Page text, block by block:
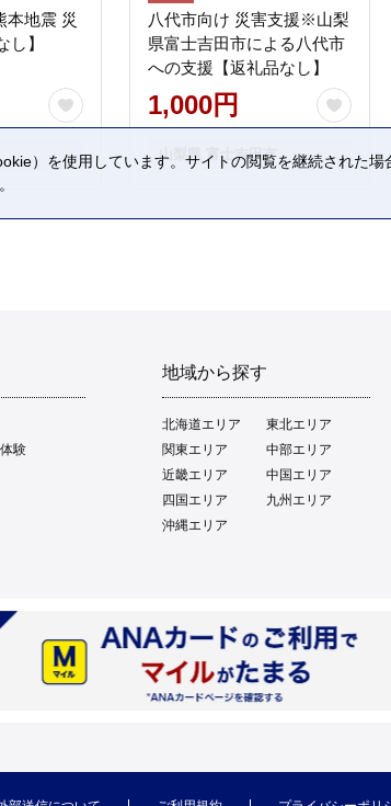
本地震 災
し】
八代市向け 災害支援※山梨
県富士吉田市による八代市
への支援【返礼品なし】
1,000円
山梨県 富士吉田市
験
地域から探す
北海道エリア
東北エリア
関東エリア
中部エリア
近畿エリア
中国エリア
四国エリア
九州エリア
沖縄エリア
）を使用しています。サイトの閲覧を継続された場